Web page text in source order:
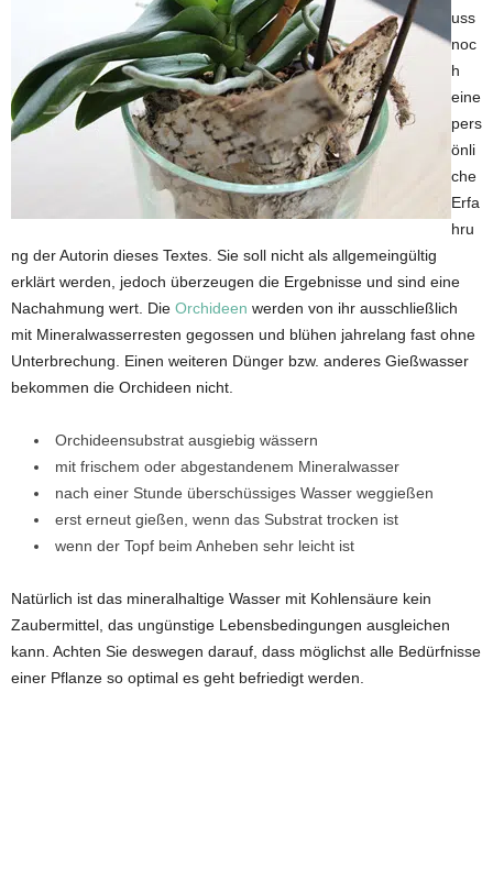
uss
noc
h
eine
pers
önli
che
Erfa
hru
ng der Autorin dieses Textes. Sie soll nicht als allgemeingültig
erklärt werden, jedoch überzeugen die Ergebnisse und sind eine
Nachahmung wert. Die Orchideen werden von ihr ausschließlich
mit Mineralwasserresten gegossen und blühen jahrelang fast ohne
Unterbrechung. Einen weiteren Dünger bzw. anderes Gießwasser
bekommen die Orchideen nicht.
Orchideensubstrat ausgiebig wässern
mit frischem oder abgestandenem Mineralwasser
nach einer Stunde überschüssiges Wasser weggießen
erst erneut gießen, wenn das Substrat trocken ist
wenn der Topf beim Anheben sehr leicht ist
Natürlich ist das mineralhaltige Wasser mit Kohlensäure kein
Zaubermittel, das ungünstige Lebensbedingungen ausgleichen
kann. Achten Sie deswegen darauf, dass möglichst alle Bedürfnisse
einer Pflanze so optimal es geht befriedigt werden.